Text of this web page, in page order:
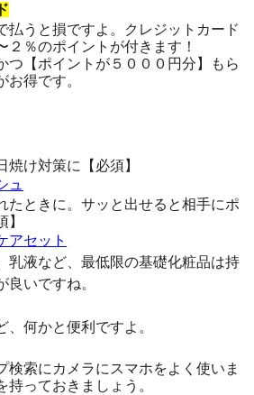
払うと損ですよ。クレジットカード
２％のポイントが付きます！
つ【ポイントが５０００円分】もら
お得です。
焼け対策に【必須】
ュ
たときに。サッと出せると相手にポ
アセット
乳液など、最低限の基礎化粧品は持
良いですね。
、何かと便利ですよ。
検索にカメラにスマホをよく使いま
持っておきましょう。